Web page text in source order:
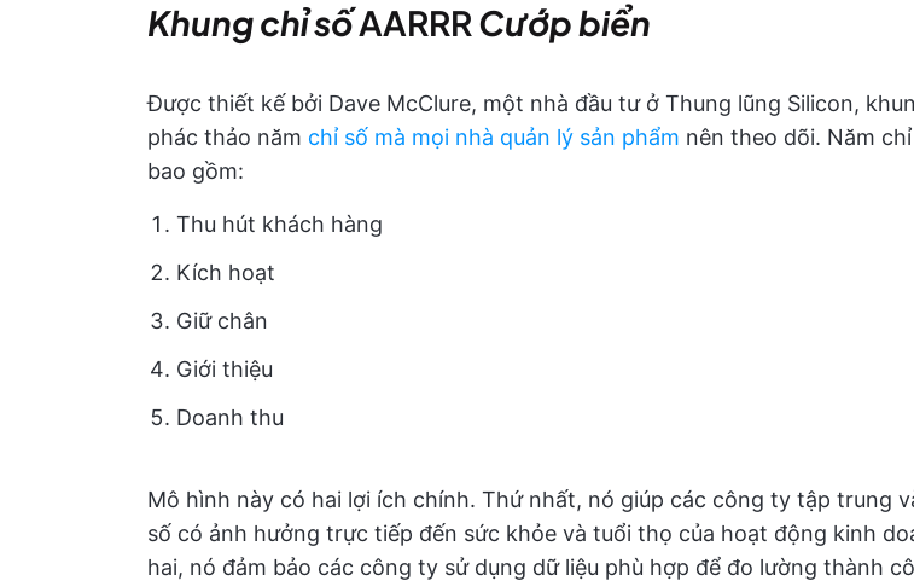
Khung chỉ sốAARRR Cướp biển
Được thiết kế bởi Dave McClure, một nhà đầu tư ở Thung lũng Silicon,
phác thảo năm chỉ số mà mọi nhà quản lý sản phẩm nên theo dõi. Năm
bao gồm:
Thu hút khách hàng
Kích hoạt
Giữ chân
Giới thiệu
Doanh thu
Mô hình này có hai lợi ích chính. Thứ nhất, nó giúp các công ty tập trung
số có ảnh hưởng trực tiếp đến sức khỏe và tuổi thọ của hoạt động kinh
hai, nó đảm bảo các công ty sử dụng dữ liệu phù hợp để đo lường thành